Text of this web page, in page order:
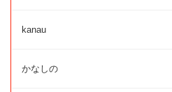
kanau
かなしの